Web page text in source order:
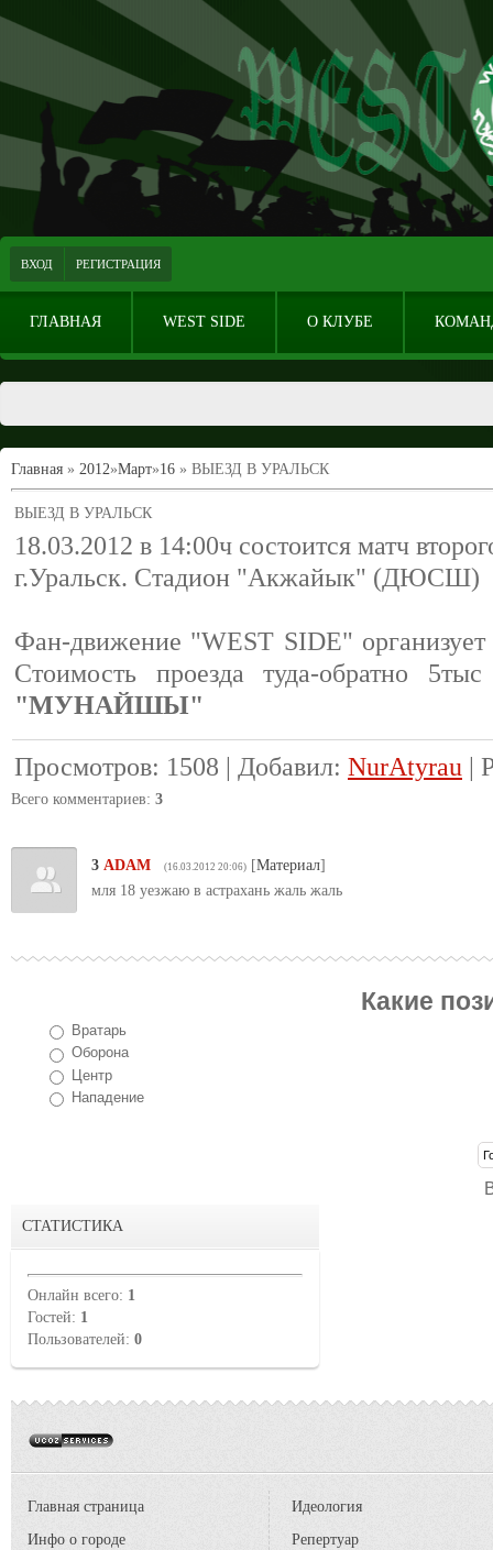
ВХОД РЕГИСТРАЦИЯ
ГЛАВНАЯ WEST SIDE О КЛУБЕ
Главная » 2012»Март»16 » ВЫЕЗД В УРАЛЬСК
ВЫЕЗД В УРАЛЬСК
18.03.2012 в 14:00ч состоится матч
г.Уральск. Стадион "Акжайык" (ДЮСШ)
Фан-движение "WEST SIDE"
Стоимость проезда туда-обратно
"МУНАЙШЫ"
Просмотров: 1508 | Добавил: NurAtyrau |
Всего комментариев: 3
3 ADAM (16.03.2012 20:06) [Материал]
мля 18 уезжаю в астрахань жаль жаль
Какие
Вратарь
Оборона
Центр
Нападение
СТАТИСТИКА
Онлайн всего: 1
Гостей: 1
Пользователей: 0
Главная страница
Инфо о городе
Идеология
Репертуар